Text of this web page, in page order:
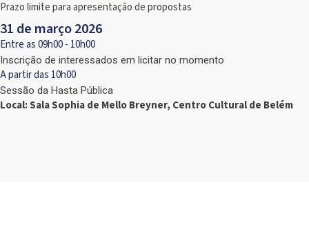
Prazo limite para apresentação de propostas
31 de março 2026
Entre as 09h00 - 10h00
Inscrição de interessados em licitar no momento
A partir das 10h00
Sessão da Hasta Pública
Local: Sala Sophia de Mello Breyner, Centro Cultural de Belém